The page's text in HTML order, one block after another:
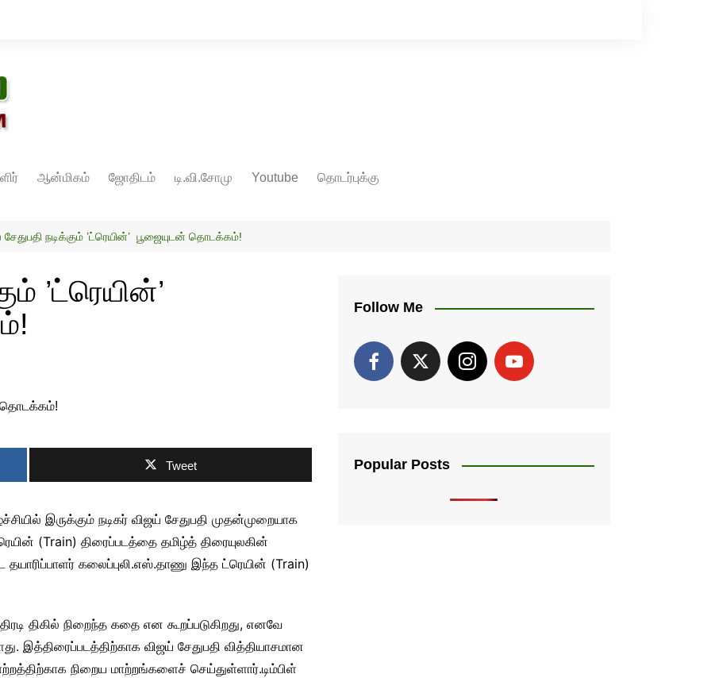
ஆன்மிகம் ஜோதிடம் டி.வி.சோமு Youtube தொடர்புக்கு
சேதுபதி நடிக்கும் ’ட்ரெயின்’ பூஜையுடன் தொடக்கம்!
’ட்ரெயின்’
Tweet
இருக்கும் நடிகர் விஜய் சேதுபதி முதன்முறையாக
(Train) திரைப்படத்தை தமிழ்த் திரையுலகின்
கலைப்புலி.எஸ்.தாணு இந்த ட்ரெயின் (Train)
திகில் நிறைந்த கதை என கூறப்படுகிறது, எனவே
இத்திரைப்படத்திற்காக விஜய் சேதுபதி வித்தியாசமான
நிறைய மாற்றங்களைச் செய்துள்ளார்.டிம்பிள்
Follow Me
Popular Posts